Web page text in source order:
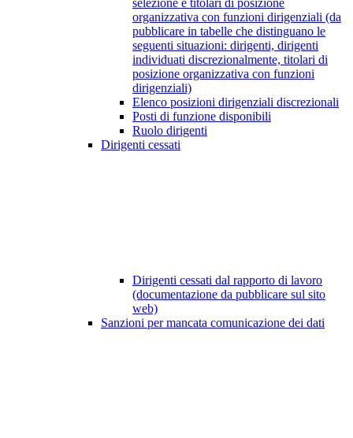
selezione e titolari di posizione
organizzativa con funzioni dirigenziali (da
pubblicare in tabelle che distinguano le
seguenti situazioni: dirigenti, dirigenti
individuati discrezionalmente, titolari di
posizione organizzativa con funzioni
dirigenziali)
Elenco posizioni dirigenziali discrezionali
Posti di funzione disponibili
Ruolo dirigenti
Dirigenti cessati
Dirigenti cessati dal rapporto di lavoro
(documentazione da pubblicare sul sito
web)
Sanzioni per mancata comunicazione dei dati